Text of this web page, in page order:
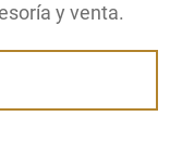
y venta.